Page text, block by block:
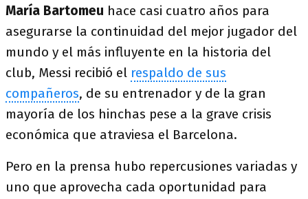
María Bartomeu hace casi cuatro años para
asegurarse la continuidad del mejor jugador del
mundo y el más influyente en la historia del
club, Messi recibió el respaldo de sus
compañeros, de su entrenador y de la gran
mayoría de los hinchas pese a la grave crisis
económica que atraviesa el Barcelona.
Pero en la prensa hubo repercusiones variadas y
uno que aprovecha cada oportunidad para